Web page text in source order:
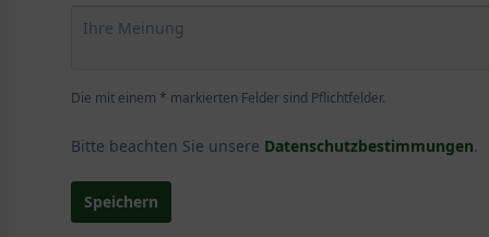
Die mit einem * markierten Felder sind Pflichtfelder.
Bitte beachten Sie unsere Datenschutzbestimmungen.
Speichern